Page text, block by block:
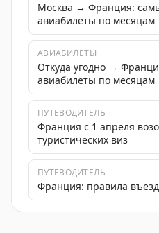
Москва → Франция:
авиабилеты по месяцам
АВИАБИЛЕТЫ
Откуда угодно →
авиабилеты по месяцам
ПУТЕВОДИТЕЛЬ
Франция с 1 апреля
туристических виз
ПУТЕВОДИТЕЛЬ
Франция: правила